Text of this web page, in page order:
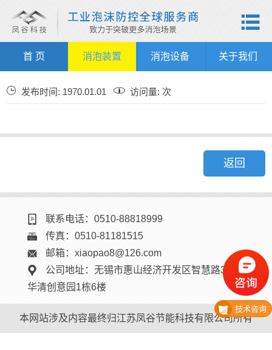

首 页 消泡装置 消泡设备 关于我们
发布时间: 1970.01.01 访问量: 次
上一篇：没有啦！
Warning: mysql_fetch_array(): supplied argument is not a valid MySQL result resource in
下一篇：没有啦！
返回
联系电话：0510-88818999
传真：0510-81181515
邮箱：xiaopao8@126.com
公司地址：无锡市惠山经济开发区智慧路33号
华清创意园1栋6楼
本网站涉及内容最终归江苏凤谷节能科技有限公司所有
技术咨询